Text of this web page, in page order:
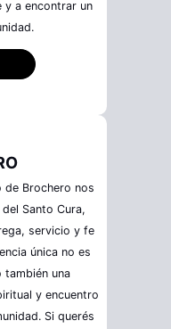
a encontrar un
de Brochero nos
Santo Cura,
servicio y fe
única no es
también una
y encuentro
Si querés